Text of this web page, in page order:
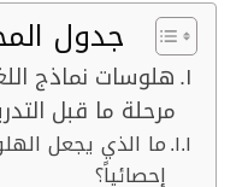
جدول
هلوسات نماذج
مرحلة ما قبل
ما الذي يجعل
إحصائياً؟